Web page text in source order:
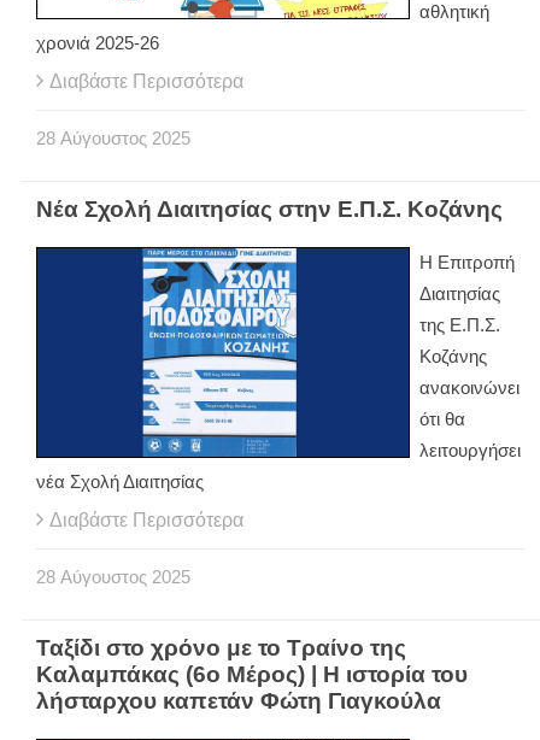
αθλητική
χρονιά 2025-26
Διαβάστε Περισσότερα
28 Αύγουστος 2025
Νέα Σχολή Διαιτησίας στην Ε.Π.Σ. Κοζάνης
Η Επιτροπή
Διαιτησίας
της Ε.Π.Σ.
Κοζάνης
ανακοινώνει
ότι θα
λειτουργήσει
νέα Σχολή Διαιτησίας
Διαβάστε Περισσότερα
28 Αύγουστος 2025
Ταξίδι στο χρόνο με το Τραίνο της
Καλαμπάκας (6ο Μέρος) | Η ιστορία του
λήσταρχου καπετάν Φώτη Γιαγκούλα